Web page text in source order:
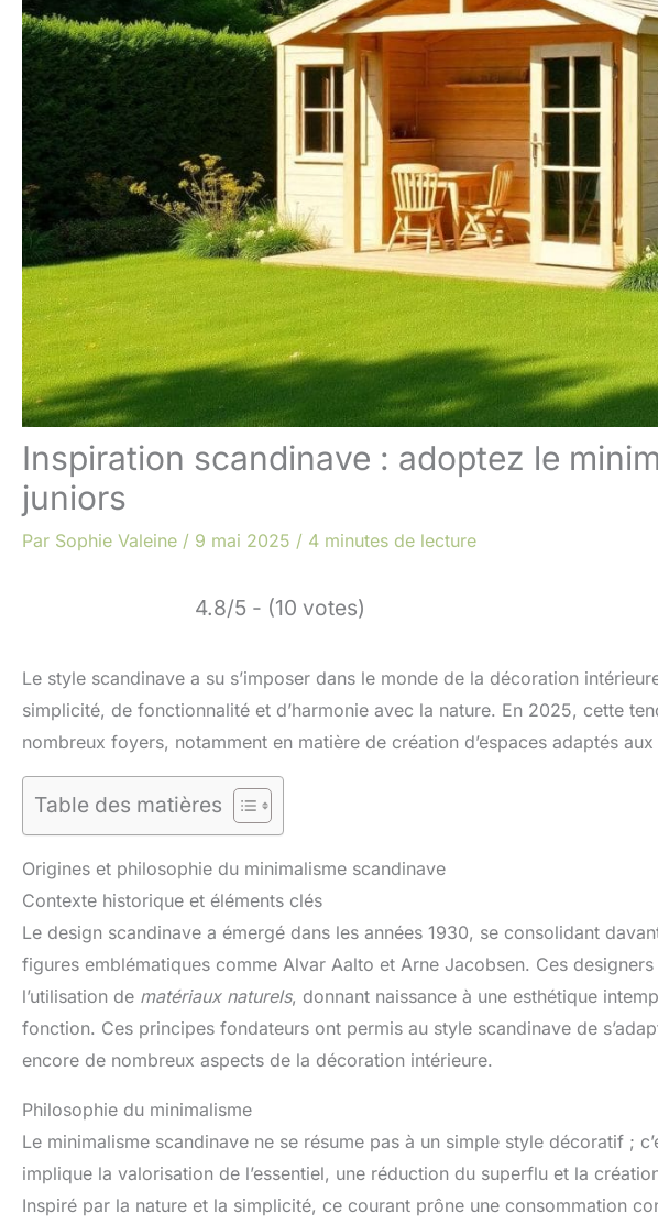
Inspiration scandinave : adoptez le
juniors
Par Sophie Valeine / 9 mai 2025 / 4 minutes de lecture
4.8/5 - (10 votes)
Le style scandinave a su s’imposer dans le monde de la décoration
simplicité, de fonctionnalité et d’harmonie avec la nature. En 2025, cette
nombreux foyers, notamment en matière de création d’espaces adaptés
Table des matières
Origines et philosophie du minimalisme scandinave
Contexte historique et éléments clés
Le design scandinave a émergé dans les années 1930, se consolidant
figures emblématiques comme Alvar Aalto et Arne Jacobsen. Ces
l’utilisation de matériaux naturels, donnant naissance à une esthétique
fonction. Ces principes fondateurs ont permis au style scandinave de
encore de nombreux aspects de la décoration intérieure.
Philosophie du minimalisme
Le minimalisme scandinave ne se résume pas à un simple style décoratif ;
implique la valorisation de l’essentiel, une réduction du superflu et la
Inspiré par la nature et la simplicité, ce courant prône une consommation